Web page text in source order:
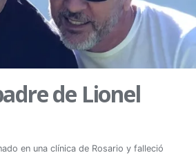
de Lionel
en una clínica de Rosario y falleció